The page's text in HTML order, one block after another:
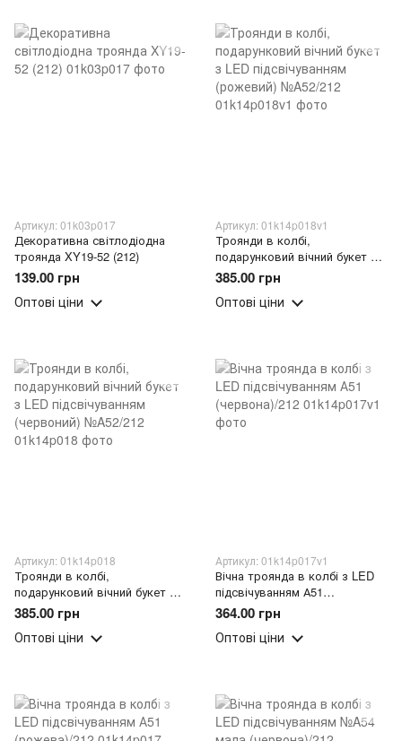
Артикул: 01k03p017
Декоративна світлодіодна
троянда XY19-52 (212)
139.00 грн
Оптові ціни
Артикул: 01k14p018v1
Троянди в колбі,
подарунковий вічний букет з
LED підсвічуванням (рожевий)
№A52/212
385.00 грн
Оптові ціни
Артикул: 01k14p018
Троянди в колбі,
подарунковий вічний букет з
LED підсвічуванням
(червоний) №A52/212
385.00 грн
Оптові ціни
Артикул: 01k14p017v1
Вічна троянда в колбі з LED
підсвічуванням А51
(червона)/212
364.00 грн
Оптові ціни